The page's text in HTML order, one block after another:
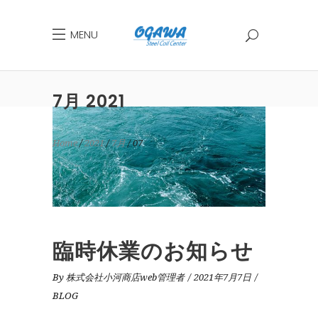
MENU
7月 2021
Home 2021 7月 07
臨時休業のお知らせ
By 株式会社小河商店web管理者
2021年7月7日
BLOG